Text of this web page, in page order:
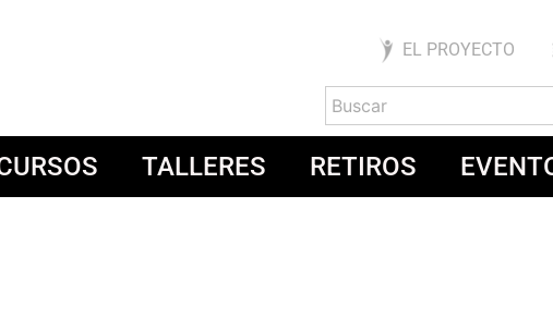
EL PROYECTO
TALLERES RETIROS